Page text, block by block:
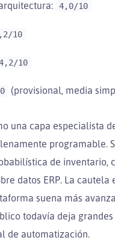
4,0/10
10
10
(provisional, media
una capa especialista
programable.
de inventario,
datos ERP. La
suena más
todavía deja
de automatización.